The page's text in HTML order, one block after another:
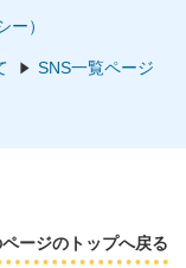
）
SNS一覧ページ
ージのトップへ戻る